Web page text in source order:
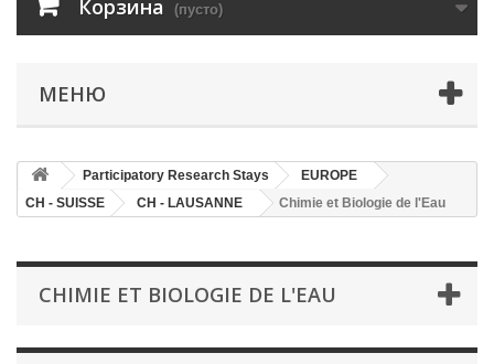
Корзина (пусто)
МЕНЮ
Participatory Research Stays
EUROPE
CH - SUISSE
CH - LAUSANNE Chimie et Biologie de l'Eau
CHIMIE ET BIOLOGIE DE L'EAU